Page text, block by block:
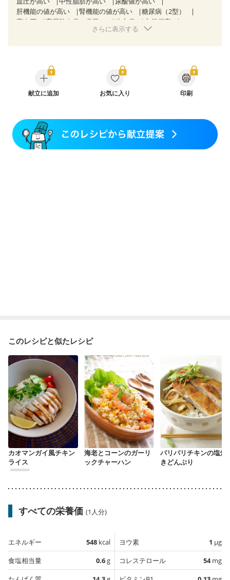
肝機能の値が高い
腎機能の値が高い
糖尿病（2型）
高血圧
高尿酸血症（痛風） 狭心症
心筋梗塞
胆石症
非アルコール性脂肪肝
CKD（ステージ２）
CKD（ステージ３a）
CKD（ステージ３b）
乳がん（抗がん剤治療中）
乳がん（ホルモン療法中）
乳がん（放射線治療中）
フレイル（年齢に合わせた体作り）
ニキビ・肌荒れ
妊活中 更年期
さらに表示する
献立に追加 お気に入り 印刷
このレシピと似たレシピ
カオマンガイ風チキン
ライス
海老とコーンのガーリ
ックチャーハン
パリパリチキンの塩焼
きどんぶり
すべての栄養価 (1人分)
エネルギー 548 kcal
食塩相当量
0.6g
ヨウ素 1 µg
コレステロール
54mg